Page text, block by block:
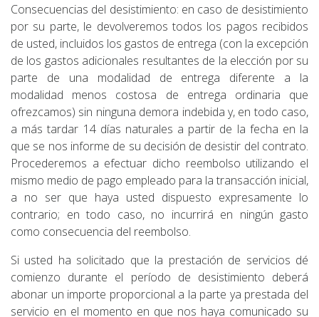
Consecuencias del desistimiento: en caso de desistimiento
por su parte, le devolveremos todos los pagos recibidos
de usted, incluidos los gastos de entrega (con la excepción
de los gastos adicionales resultantes de la elección por su
parte de una modalidad de entrega diferente a la
modalidad menos costosa de entrega ordinaria que
ofrezcamos) sin ninguna demora indebida y, en todo caso,
a más tardar 14 días naturales a partir de la fecha en la
que se nos informe de su decisión de desistir del contrato.
Procederemos a efectuar dicho reembolso utilizando el
mismo medio de pago empleado para la transacción inicial,
a no ser que haya usted dispuesto expresamente lo
contrario; en todo caso, no incurrirá en ningún gasto
como consecuencia del reembolso.
Si usted ha solicitado que la prestación de servicios dé
comienzo durante el período de desistimiento deberá
abonar un importe proporcional a la parte ya prestada del
servicio en el momento en que nos haya comunicado su